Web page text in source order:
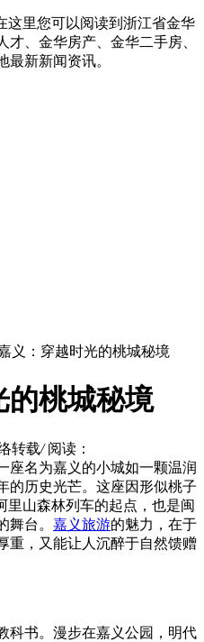
这里您可以阅读到浙江省金华
、金华房产、金华二手房、
最新新闻资讯。
义：穿越时光的桃城秘境
的桃城秘境
转载/ 阅读：
座名为嘉义的小城如一颗温润
的历史光芒。这座因形似桃子
里山森林列车的起点，也是闽
舞台。 嘉义旅游的魅力，在于
重，又能让人沉醉于自然馈赠
科书。漫步在嘉义公园，明代